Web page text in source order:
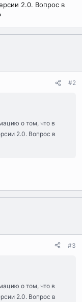
2.0. Вопрос в
#2
о том, что в
2.0. Вопрос в
#3
о том, что в
2.0. Вопрос в